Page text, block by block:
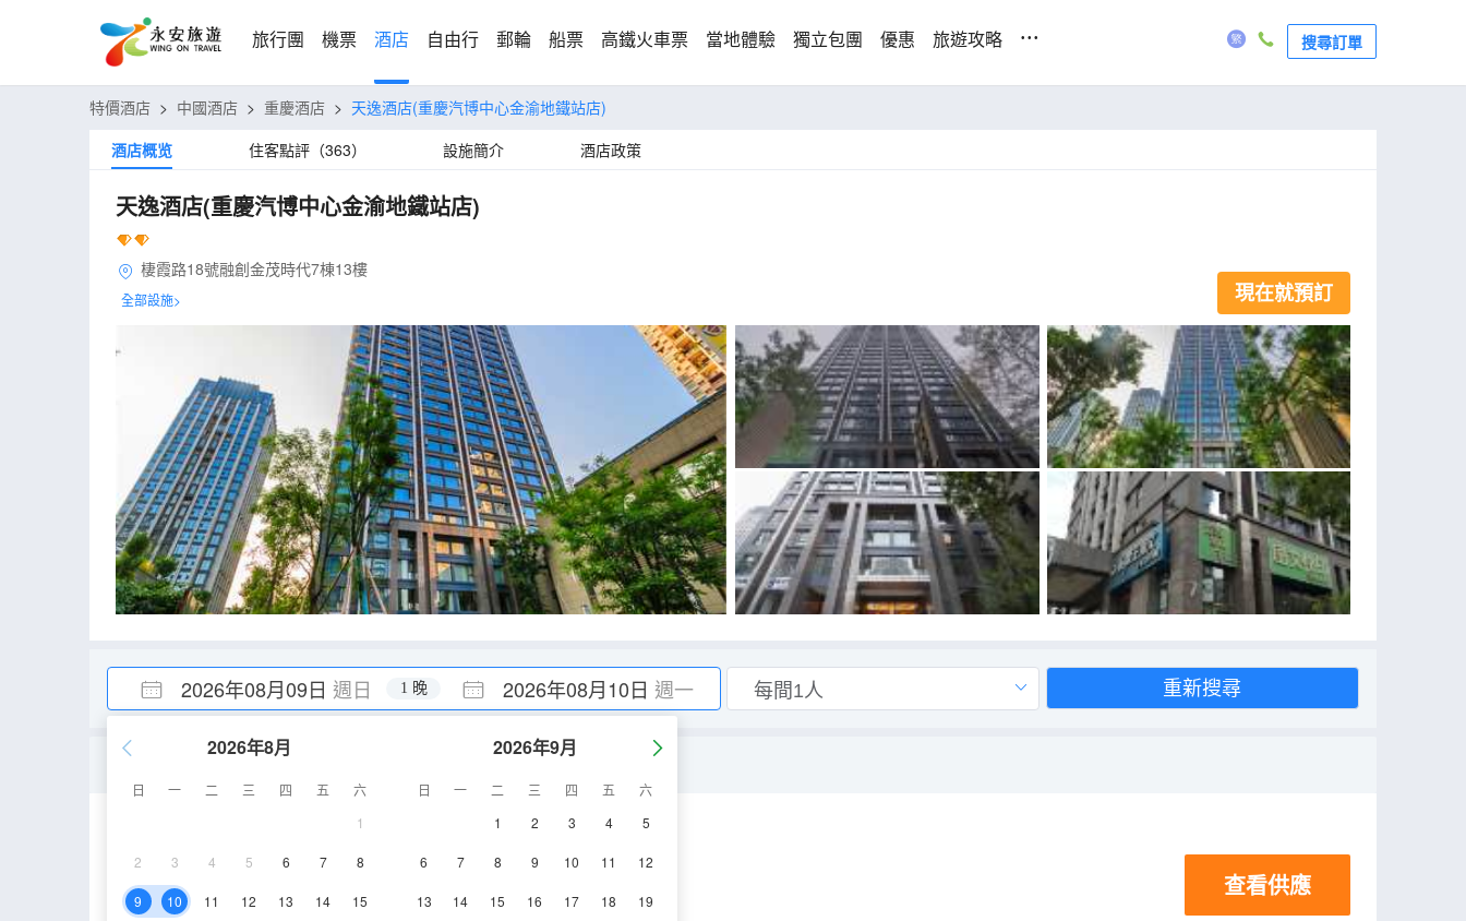
旅行團 機票 酒店 自由行 郵輪 船票 高鐵火車票 當地體驗 獨立包團 優惠 旅遊攻略 ... 搜尋訂單
特價酒店 > 中國酒店 > 重慶酒店 > 天逸酒店(重慶汽博中心金渝地鐵站店)
酒店概览
住客點評（363） 設施簡介 酒店政策
天逸酒店(重慶汽博中心金渝地鐵站店)
棲霞路18號融創金茂時代7棟13樓
全部設施> 現在就預訂
2026年08月09日 週日 2026年08月10日 週一
1 晚
2026年8月
日 一 二 三 四 五
六
1
2 3 4 5 6 7 8
9 10 11 12 13 14 15
2026年9月
日 一 二 三 四 五
六
1
2 3 4 5
6 7 8 9 10 11 12
13 14 15 16 17 18 19
重新搜尋
淋浴 電視機
查看供應